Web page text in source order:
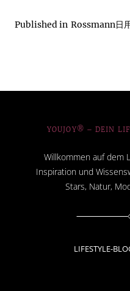
Published in Rossmann日
YOUJOY® – DEIN
Willkommen auf dem
Inspiration und
Stars, Natur,
LIFESTYLE-